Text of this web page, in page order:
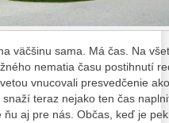
väčšinu sama. Má čas. Na
nematia času postihnutí
vnucovali presvedčenie
teraz nejako ten čas
aj pre nás. Občas, keď je